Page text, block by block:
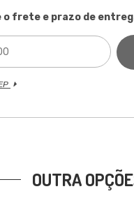
o frete e prazo de
OUTRA